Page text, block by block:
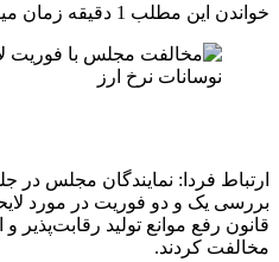
خواندن این مطلب 1 دقیقه زمان میبرد
ارتباط فردا: نمایندگان مجلس در
قانون رفع موانع تولید رقابت‌پذیر
مخالفت کردند.